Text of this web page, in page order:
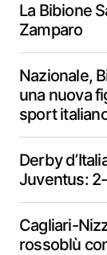
La Bibione
Zamparo
Nazionale,
una nuova
sport
Derby
Juventus:
Cagliari-
rossoblù